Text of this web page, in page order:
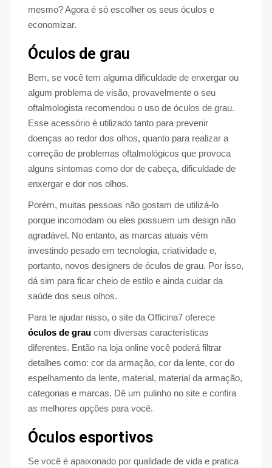
mesmo? Agora é só escolher os seus óculos e
economizar.
Óculos de grau
Bem, se você tem alguma dificuldade de enxergar ou
algum problema de visão, provavelmente o seu
oftalmologista recomendou o uso de óculos de grau.
Esse acessório é utilizado tanto para prevenir
doenças ao redor dos olhos, quanto para realizar a
correção de problemas oftalmológicos que provoca
alguns sintomas como dor de cabeça, dificuldade de
enxergar e dor nos olhos.
Porém, muitas pessoas não gostam de utilizá-lo
porque incomodam ou eles possuem um design não
agradável. No entanto, as marcas atuais vêm
investindo pesado em tecnologia, criatividade e,
portanto, novos designers de óculos de grau. Por isso,
dá sim para ficar cheio de estilo e ainda cuidar da
saúde dos seus olhos.
Para te ajudar nisso, o site da Officina7 oferece
óculos de grau com diversas características
diferentes. Então na loja online você poderá filtrar
detalhes como: cor da armação, cor da lente, cor do
espelhamento da lente, material, material da armação,
categorias e marcas. Dê um pulinho no site e confira
as melhores opções para você.
Óculos esportivos
Se você é apaixonado por qualidade de vida e pratica